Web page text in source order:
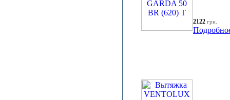
2122 грн.